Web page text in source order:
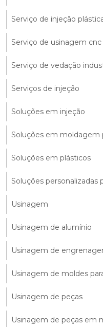
Serviço de injeção
Serviço de usinagem cnc
Serviço de vedação
Serviços de injeção
Soluções em injeção
Soluções em moldagem
Soluções em plásticos
Soluções personalizadas
Usinagem
Usinagem de alumínio
Usinagem de
Usinagem de moldes
Usinagem de peças
Usinagem de peças em